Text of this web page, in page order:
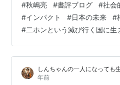
「行動」を促します。 特に、
に生まれた若い君たちへ」シ
課題を直視させ、自己啓発や
います。 Xでの反応では、書
付けるとして、信憑性を評価
なる批評を超え、読者の…
#秋嶋亮 #書評ブログ #社会
#インパクト #日本の未来 #
#二ホンという滅び行く国に生
しんちゃんの一人になっても
年前